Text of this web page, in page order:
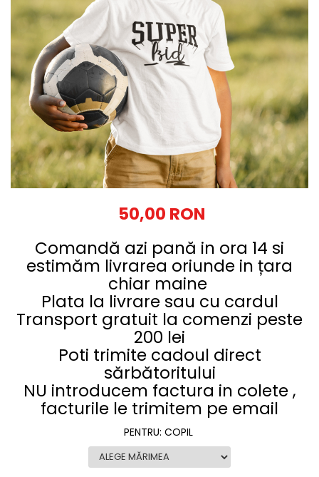
Tricouri Diverse
Tricouri Azi esti Tanar si maine...
Tricouri Motivationale
Tricouri Mamici
Tricouri Pensionari
Tricouri Animalute
Tricouri Stari
Tricouri Gameri
Tricouri Mesaje Virale
Tricouri Zicale Romanesti
Tricouri Copii
50,00 RON
Comandă azi pană in ora 14 si
estimăm livrarea oriunde in țara
chiar maine
Plata la livrare sau cu cardul
Transport gratuit la comenzi peste
200 lei
Poti trimite cadoul direct
sărbătoritului
NU introducem factura in colete ,
facturile le trimitem pe email
PENTRU: COPIL